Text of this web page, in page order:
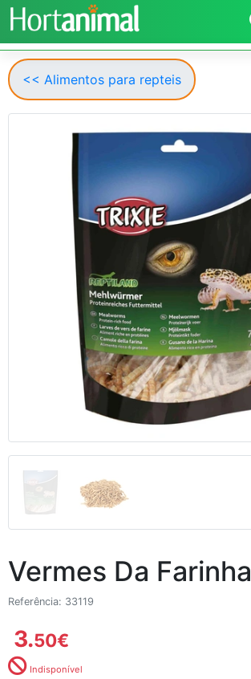
<< Alimentos para repteis
Anterior
Vermes Da Farinha
Referência: 33119
3.50€
Indisponível